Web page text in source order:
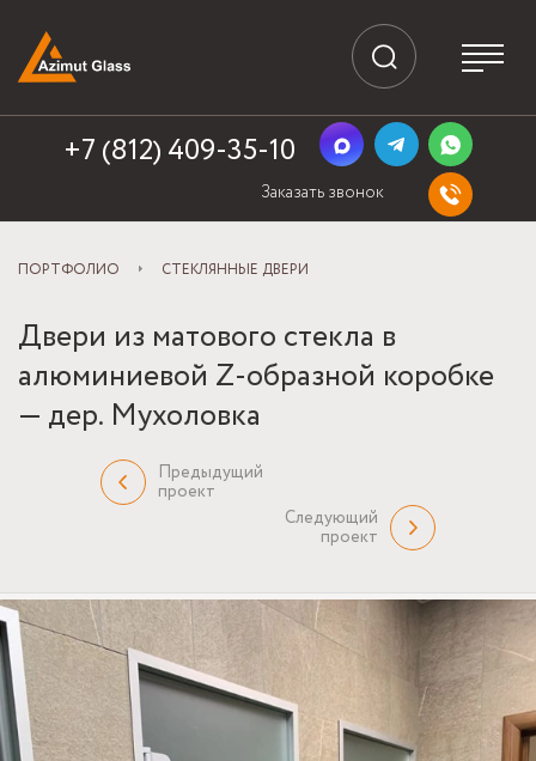
+7 (812) 409-35-10
Заказать звонок
ПОРТФОЛИО СТЕКЛЯННЫЕ ДВЕРИ
Двери из матового стекла в
алюминиевой Z-образной коробке
— дер. Мухоловка
Предыдущий
проект
Следующий
проект